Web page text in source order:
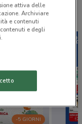
-5 GIORNI
attiva delle
Archiviare
e contenuti
e degli